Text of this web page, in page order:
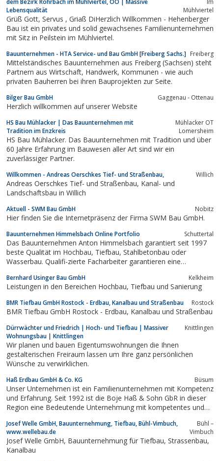
Lebensqualität
Mühlviertel
Grüß Gott, Servus , Griaß DiHerzlich Willkommen - Hehenberger
Bau ist ein privates und solid gewachsenes Familienunternehmen
mit Sitz in Peilstein im Mühlviertel.
Bauunternehmen - HTA Service- und Bau GmbH [Freiberg Sachs.] Freiberg
Mittelständisches Bauunternehmen aus Freiberg (Sachsen) steht
Partnern aus Wirtschaft, Handwerk, Kommunen - wie auch
privaten Bauherren bei ihren Bauprojekten zur Seite.
Bilger Bau GmbH Gaggenau - Ottenau
Herzlich willkommen auf unserer Website
HS Bau Mühlacker | Das Bauunternehmen mit
Tradition im Enzkreis
Mühlacker OT
Lomersheim
HS Bau Mühlacker. Das Bauunternehmen mit Tradition und über
60 Jahre Erfahrung im Bauwesen aller Art sind wir ein
zuverlässiger Partner.
Willkommen - Andreas Oerschkes Tief- und Straßenbau, Willich
Andreas Oerschkes Tief- und Straßenbau, Kanal- und
Landschaftsbau in Willich
Aktuell - SWM Bau GmbH Nobitz
Hier finden Sie die Internetpräsenz der Firma SWM Bau GmbH.
Bauunternehmen Himmelsbach Online Portfolio Schuttertal
Das Bauunternehmen Anton Himmelsbach garantiert seit 1997
beste Qualität im Hochbau, Tiefbau, Stahlbetonbau oder
Wasserbau. Qualifi-zierte Facharbeiter garantieren eine
Bernhard Usinger Bau GmbH Kelkheim
Leistungen in den Bereichen Hochbau, Tiefbau und Sanierung
BMR Tiefbau GmbH Rostock - Erdbau, Kanalbau und Straßenbau Rostock
BMR Tiefbau GmbH Rostock - Erdbau, Kanalbau und Straßenbau
Dürrwächter und Friedrich | Hoch- und Tiefbau | Massiver
Wohnungsbau | Knittlingen
Knittlingen
Wir planen und bauen Eigentumswohnungen die Ihnen
gestalterischen Freiraum lassen um Ihre ganz persönlichen
Wünsche zu verwirklichen.
Haß Erdbau GmbH & Co. KG Büsum
Unser Unternehmen ist ein Familienunternehmen mit Kompetenz
und Erfahrung. Seit 1992 ist die Boje Haß & Sohn GbR in dieser
Region eine Bedeutende Unternehmung mit kompetentes und
Josef Welle GmbH, Bauunternehmung, Tiefbau, Bühl-Vimbuch,
www.wellebau.de
Bühl –
Vimbuch
Josef Welle GmbH, Bauunternehmung für Tiefbau, Strassenbau,
Kanalbau